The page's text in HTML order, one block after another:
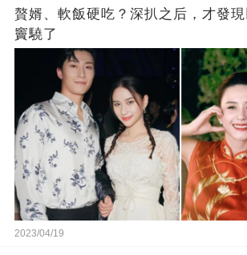
贅婿、軟飯硬吃？深扒之后，才發
竇驍了
2023/04/19